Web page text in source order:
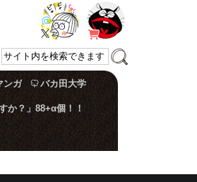
ンガ バカ田大学
か？」88+α個！！